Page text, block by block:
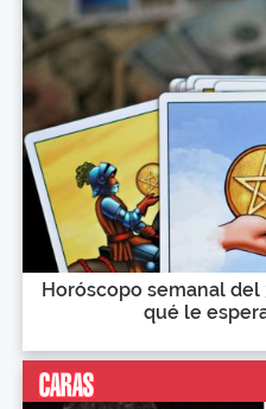
Horóscopo semanal del
qué le